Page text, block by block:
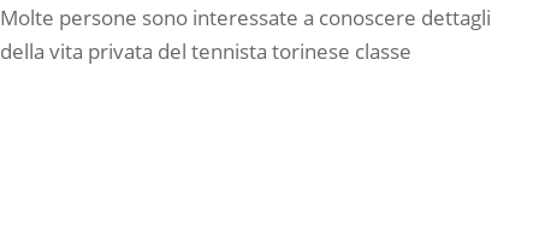
Molte persone sono interessate a conoscere dettagli
della vita privata del tennista torinese classe